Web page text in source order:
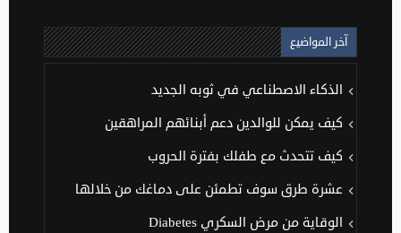
آخر المواضيع
الذكاء الاصطناعي في ثوبه الجديد
كيف يمكن للوالدين دعم أبنائهم المراهقين
كيف تتحدث مع طفلك بفترة الحروب
عشرة طرق سوف تطمئن على دماغك من خلالها
الوقاية من مرض السكري Diabetes